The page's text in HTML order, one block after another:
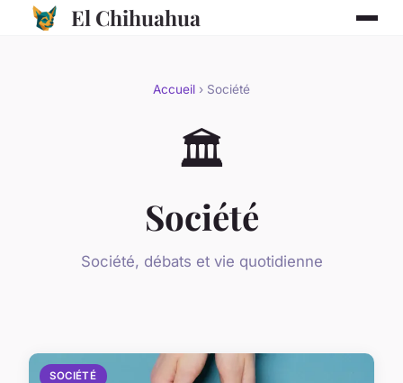
El Chihuahua
Accueil › Société
🏛️
Société
Société, débats et vie quotidienne
SOCIÉTÉ